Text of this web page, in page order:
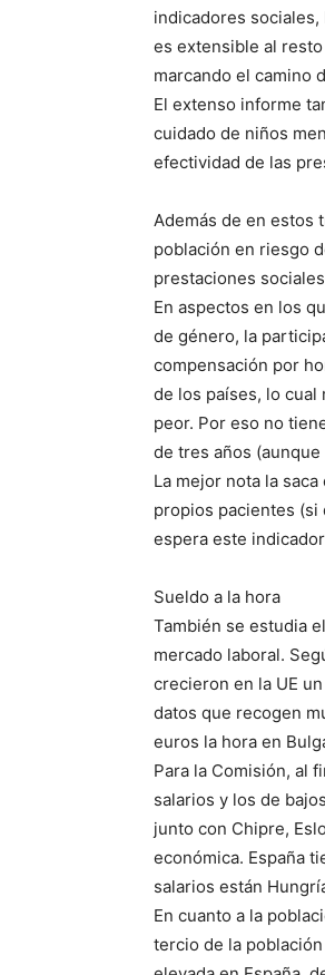
indicadores sociales,
es extensible al
marcando el camino
El extenso informe
cuidado de niños
efectividad de las
Además de en estos
población en riesgo
prestaciones
En aspectos en los
de género, la
compensación por
de los países, lo
peor. Por eso no
de tres años
La mejor nota la
propios pacientes (si
espera este
Sueldo a la hora
También se estudia
mercado laboral.
crecieron en la UE
datos que recogen
euros la hora en
Para la Comisión, al
salarios y los de
junto con Chipre,
económica. España
salarios están
En cuanto a la
tercio de la